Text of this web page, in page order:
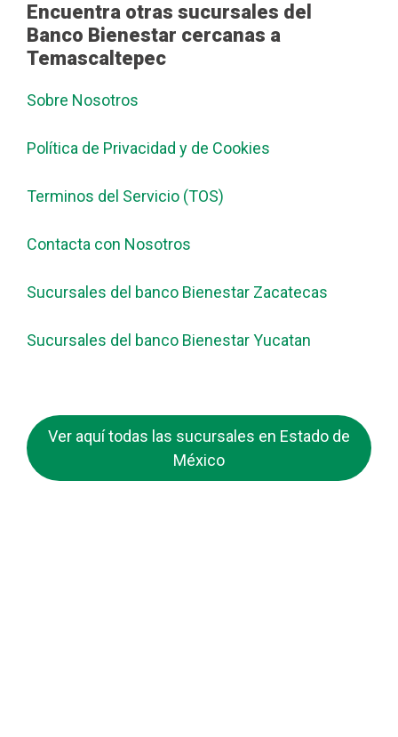
Encuentra otras sucursales del
Banco Bienestar cercanas a
Temascaltepec
Sobre Nosotros
Política de Privacidad y de Cookies
Terminos del Servicio (TOS)
Contacta con Nosotros
Sucursales del banco Bienestar Zacatecas
Sucursales del banco Bienestar Yucatan
Ver aquí todas las sucursales en Estado de
México